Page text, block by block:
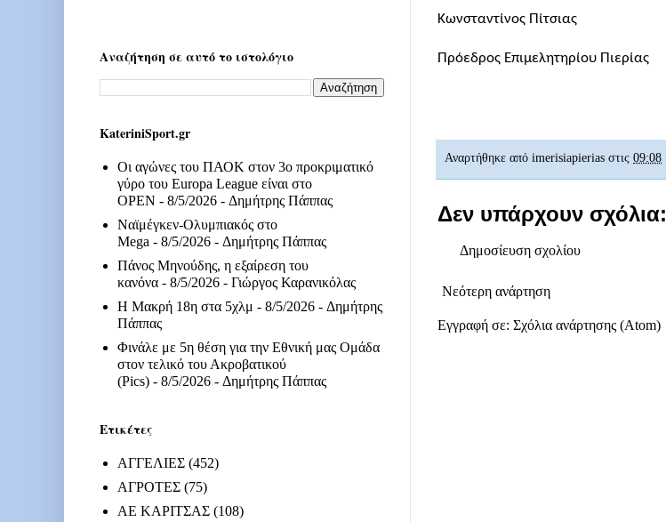
Κωνσταντίνος Πίτσιας
Πρόεδρος Επιμελητηρίου Πιερίας
Αναρτήθηκε από imerisiapierias στις 09:08
Δεν υπάρχουν σχόλια:
Δημοσίευση σχολίου
Νεότερη ανάρτηση
Εγγραφή σε: Σχόλια ανάρτησης (Atom)
Αναζήτηση σε αυτό το ιστολόγιο
KateriniSport.gr
Οι αγώνες του ΠΑΟΚ στον 3ο προκριματικό
γύρο του Europa League είναι στο
OPEN - 8/5/2026 - Δημήτρης Πάππας
Ναϊμέγκεν-Ολυμπιακός στο
Mega - 8/5/2026 - Δημήτρης Πάππας
Πάνος Μηνούδης, η εξαίρεση του
κανόνα - 8/5/2026 - Γιώργος Καρανικόλας
Η Μακρή 18η στα 5χλμ - 8/5/2026 - Δημήτρης
Πάππας
Φινάλε με 5η θέση για την Εθνική μας Ομάδα
στον τελικό του Ακροβατικού
(Pics) - 8/5/2026 - Δημήτρης Πάππας
Ετικέτες
ΑΓΓΕΛΙΕΣ (452)
ΑΓΡΟΤΕΣ (75)
ΑΕ ΚΑΡΙΤΣΑΣ (108)